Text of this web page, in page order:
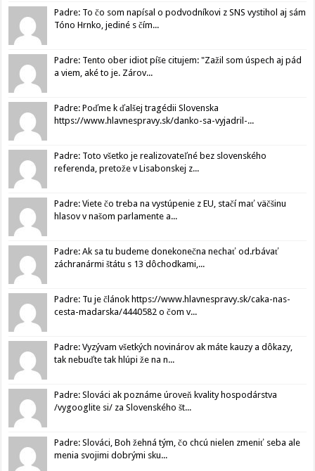
Padre: To čo som napísal o podvodníkovi z SNS vystihol aj sám
Tóno Hrnko, jediné s čím...
Padre: Tento ober idiot píše citujem: "Zažil som úspech aj pád
a viem, aké to je. Zárov...
Padre: Poďme k ďalšej tragédii Slovenska
https://www.hlavnespravy.sk/danko-sa-vyjadril-...
Padre: Toto všetko je realizovateľné bez slovenského
referenda, pretože v Lisabonskej z...
Padre: Viete čo treba na vystúpenie z EU, stačí mať väčšinu
hlasov v našom parlamente a...
Padre: Ak sa tu budeme donekonečna nechať od.rbávať
záchranármi štátu s 13 dôchodkami,...
Padre: Tu je článok https://www.hlavnespravy.sk/caka-nas-
cesta-madarska/4440582 o čom v...
Padre: Vyzývam všetkých novinárov ak máte kauzy a dôkazy,
tak nebuďte tak hlúpi že na n...
Padre: Slováci ak poznáme úroveň kvality hospodárstva
/vygooglite si/ za Slovenského št...
Padre: Slováci, Boh žehná tým, čo chcú nielen zmeniť seba ale
menia svojimi dobrými sku...